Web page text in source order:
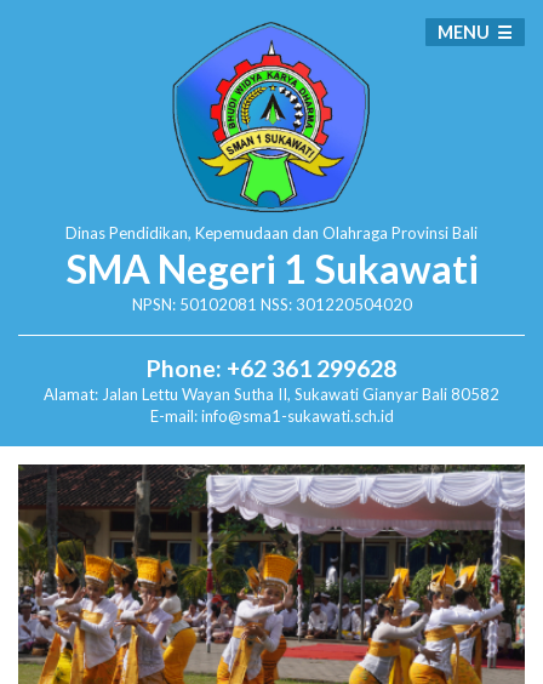
Dinas Pendidikan, Kepemudaan dan Olahraga Provinsi Bali
SMA Negeri 1 Sukawati
NPSN: 50102081 NSS: 301220504020
Phone: +62 361 299628
Alamat: Jalan Lettu Wayan Sutha II, SukawatiGianyar Bali 80582
E-mail: info@sma1-sukawati.sch.id
MENU